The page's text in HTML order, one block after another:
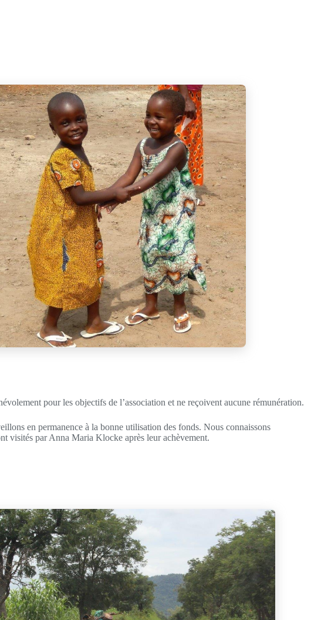
pour les objectifs de l’association et ne reçoivent aucune rémunération.
en permanence à la bonne utilisation des fonds. Nous connaissons
visités par Anna Maria Klocke après leur achèvement.